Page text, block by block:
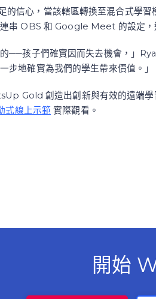
信心，當該轄區轉換至混合式學
串 OBS 和 Google Meet 的設定
──孩子們確實因而失去機會，」
步地確實為我們的學生帶來價值。」
Gold 創造出創新與有效的遠端學
式線上示範 實際觀看。
開始